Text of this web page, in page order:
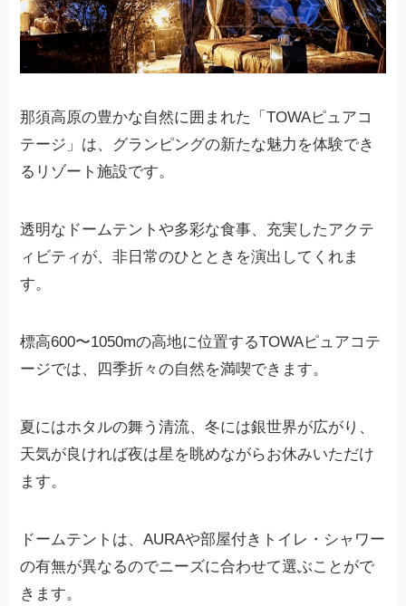
那須高原の豊かな自然に囲まれた「TOWAピュアコ
テージ」は、グランピングの新たな魅力を体験でき
るリゾート施設です。
透明なドームテントや多彩な食事、充実したアクテ
ィビティが、非日常のひとときを演出してくれま
す。
標高600〜1050mの高地に位置するTOWAピュアコテ
ージでは、四季折々の自然を満喫できます。
夏にはホタルの舞う清流、冬には銀世界が広がり、
天気が良ければ夜は星を眺めながらお休みいただけ
ます。
ドームテントは、AURAや部屋付きトイレ・シャワー
の有無が異なるのでニーズに合わせて選ぶことがで
きます。